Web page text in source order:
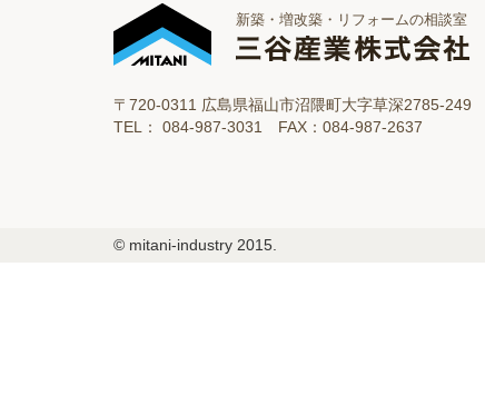
新築・増改築・リフォームの相談室
〒720-0311 広島県福山市沼隈町大字草深2785-249
TEL： 084-987-3031 FAX：084-987-2637
© mitani-industry 2015.